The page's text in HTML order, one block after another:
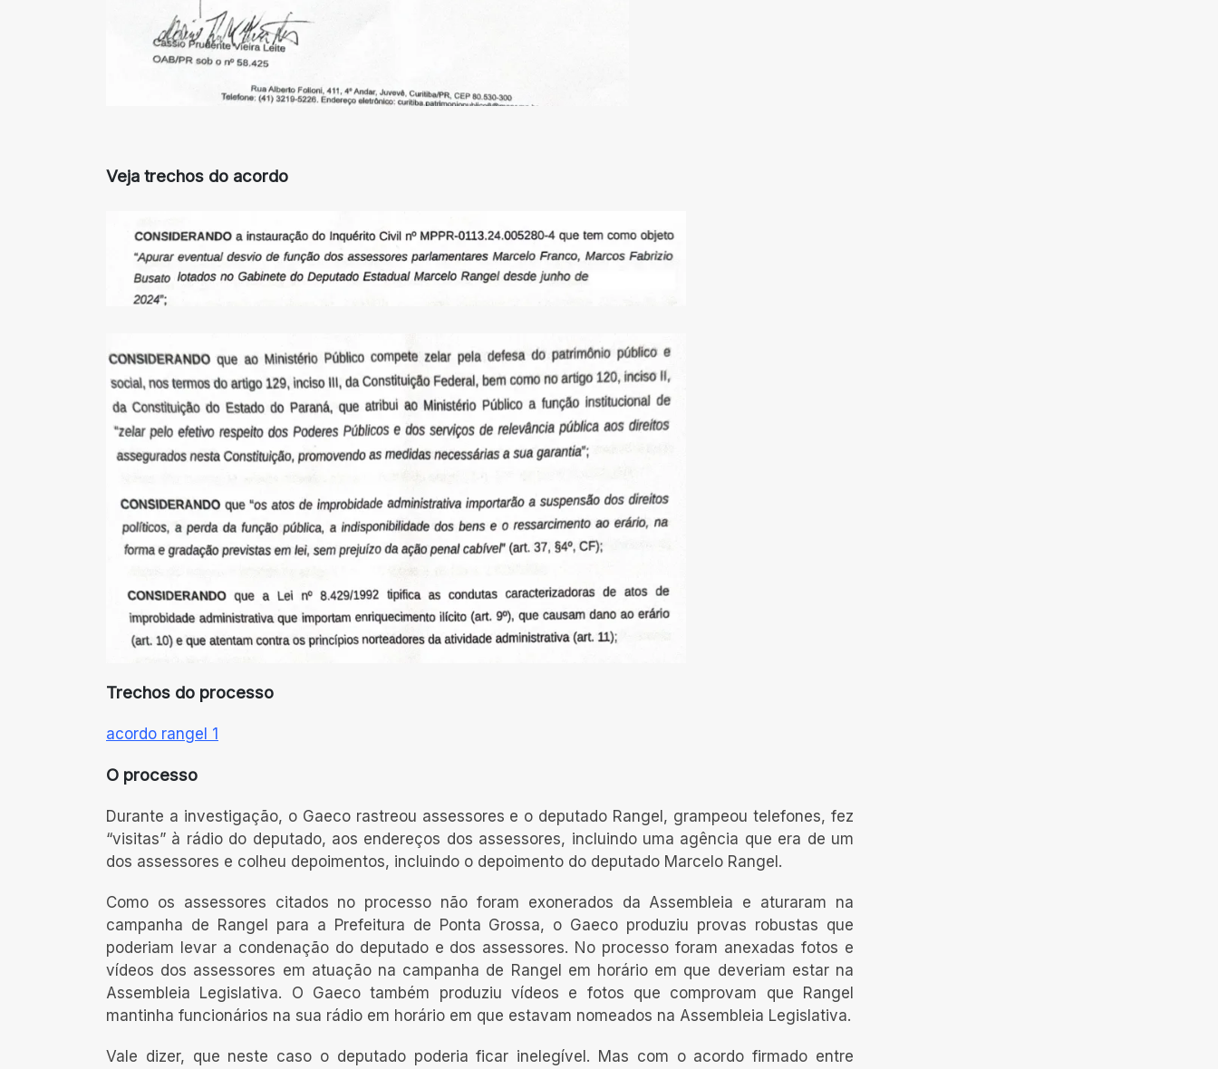
Veja trechos do acordo
Trechos do processo
acordo rangel 1
O processo
Durante a investigação, o Gaeco rastreou assessores e o deputado Rangel, grampeou telefones, fez
“visitas” à rádio do deputado, aos endereços dos assessores, incluindo uma agência que era de um
dos assessores e colheu depoimentos, incluindo o depoimento do deputado Marcelo Rangel.
Como os assessores citados no processo não foram exonerados da Assembleia e aturaram na
campanha de Rangel para a Prefeitura de Ponta Grossa, o Gaeco produziu provas robustas que
poderiam levar a condenação do deputado e dos assessores. No processo foram anexadas fotos e
vídeos dos assessores em atuação na campanha de Rangel em horário em que deveriam estar na
Assembleia Legislativa. O Gaeco também produziu vídeos e fotos que comprovam que Rangel
mantinha funcionários na sua rádio em horário em que estavam nomeados na Assembleia Legislativa.
Vale dizer, que neste caso o deputado poderia ficar inelegível. Mas com o acordo firmado entre